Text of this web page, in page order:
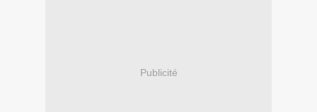
Publicité